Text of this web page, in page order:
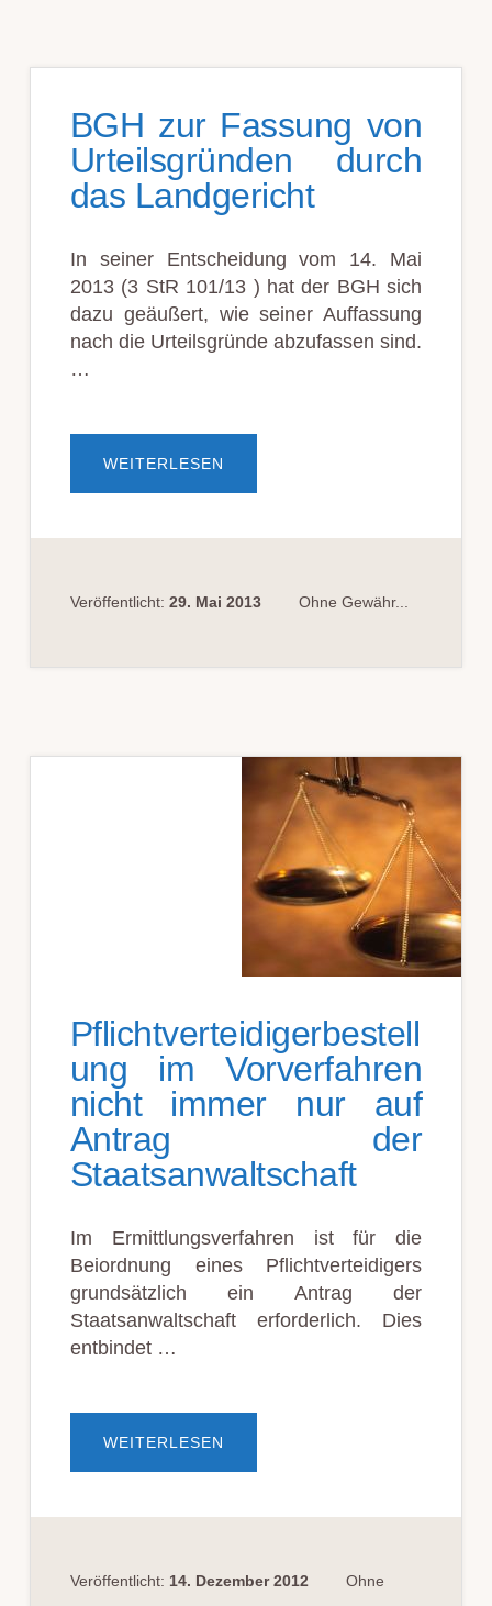
BGH zur Fassung von
Urteilsgründen durch
das Landgericht
In seiner Entscheidung vom 14. Mai
2013 (3 StR 101/13 ) hat der BGH sich
dazu geäußert, wie seiner Auffassung
nach die Urteilsgründe abzufassen sind.
…
WEITERLESEN
FASSUNG
DURCH
Veröffentlicht: 29. Mai 2013 Ohne Gewähr...
Pflichtverteidigerbestell
ung im Vorverfahren
nicht immer nur auf
Antrag der
Staatsanwaltschaft
Im Ermittlungsverfahren ist für die
Beiordnung eines Pflichtverteidigers
grundsätzlich ein Antrag der
Staatsanwaltschaft erforderlich. Dies
entbindet …
WEITERLESEN
VORVERFAHREN
NUR
STAATSANWALTSCHAFT
Veröffentlicht: 14. Dezember 2012
Ohne